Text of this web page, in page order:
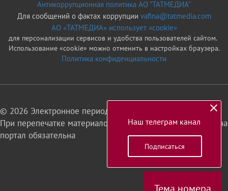
Антикоррупционная политика АО "ТАТМЕДИА"
Для сообщений о фактах коррупции vafina@tatmedia.com
АО «ТАТМЕДИА» использует «cookie»
для персонализации сервисов и удобства пользователей сайтом.
Использование «cookie» можно отменить в настройках браузера.
Политика конфиденциальности
© 2026 Электронное периодическое издание «Татарстан»
При перепечатке материалов или их фрагментов ссылка на
портал обязательна
Наш телеграм канал
Подписаться